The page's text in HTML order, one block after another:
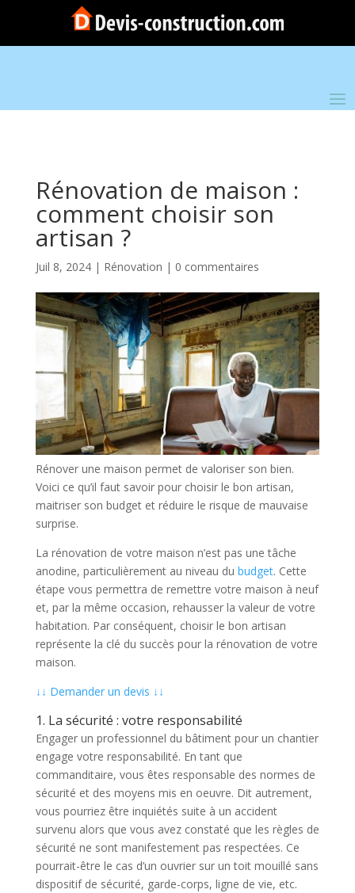
Rénovation de maison :
comment choisir son
artisan ?
Juil 8, 2024| Rénovation | 0 commentaires
Rénover une maison permet de valoriser son bien.
Voici ce qu’il faut savoir pour choisir le bon artisan,
maitriser son budget et réduire le risque de mauvaise
surprise.
La rénovation de votre maison n’est pas une tâche
anodine, particulièrement au niveau du budget. Cette
étape vous permettra de remettre votre maison à neuf
et, par la même occasion, rehausser la valeur de votre
habitation. Par conséquent, choisir le bon artisan
représente la clé du succès pour la rénovation de votre
maison.
↓↓ Demander un devis ↓↓
1. La sécurité : votre responsabilité
Engager un professionnel du bâtiment pour un chantier
engage votre responsabilité. En tant que
commanditaire, vous êtes responsable des normes de
sécurité et des moyens mis en oeuvre. Dit autrement,
vous pourriez être inquiétés suite à un accident
survenu alors que vous avez constaté que les règles de
sécurité ne sont manifestement pas respectées. Ce
pourrait-être le cas d’un ouvrier sur un toit mouillé sans
dispositif de sécurité, garde-corps, ligne de vie, etc.